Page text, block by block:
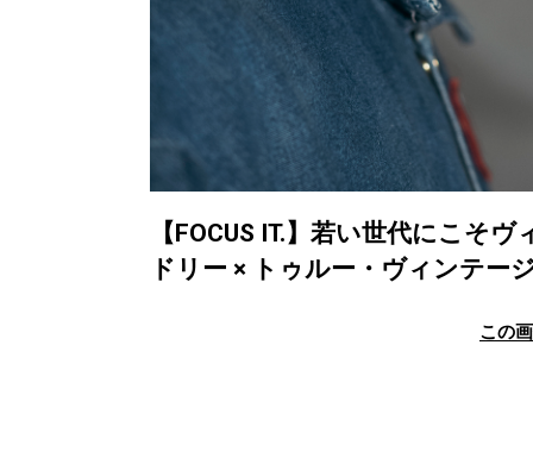
【FOCUS IT.】若い世代にこそ
ドリー × トゥルー・ヴィンテー
この